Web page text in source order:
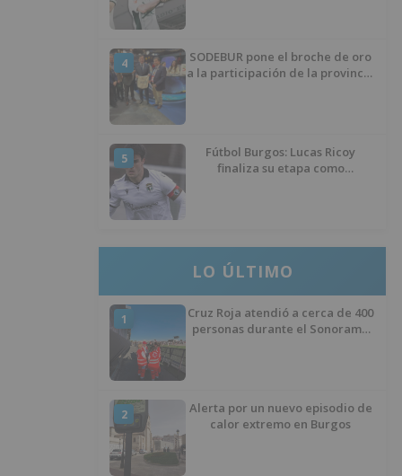
4
SODEBUR pone el broche de oro
a la participación de la provincia
5
Fútbol Burgos: Lucas Ricoy
finaliza su etapa como
LO ÚLTIMO
1
Cruz Roja atendió a cerca de 400
personas durante el Sonorama
2
Alerta por un nuevo episodio de
calor extremo en Burgos